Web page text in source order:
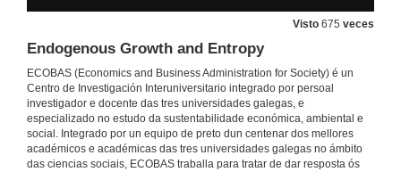
Visto 675 veces
Endogenous Growth and Entropy
ECOBAS (Economics and Business Administration for Society) é un
Centro de Investigación Interuniversitario integrado por persoal
investigador e docente das tres universidades galegas, e
especializado no estudo da sustentabilidade económica, ambiental e
social. Integrado por un equipo de preto dun centenar dos mellores
académicos e académicas das tres universidades galegas no ámbito
das ciencias sociais, ECOBAS traballa para tratar de dar resposta ós